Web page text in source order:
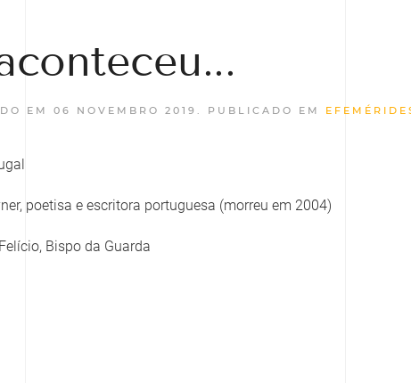
EM 06 NOVEMBRO 2019 . PUBLICADO EM
poetisa e escritora portuguesa (morreu em 2004)
Bispo da Guarda